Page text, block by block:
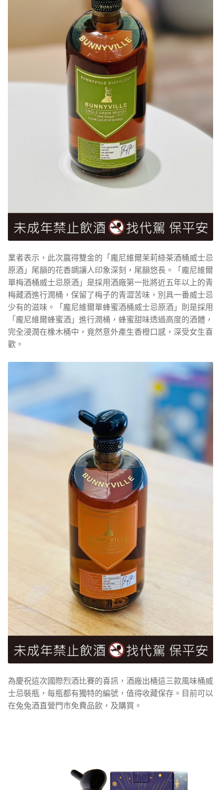
業者表示，此次贏得雙金的「龐尼維爾茉莉綠茶酒桶威士忌
原酒」尾韻的花香調讓人印象深刻，尾韻悠長。「龐尼維爾
單梅酒桶威士忌原酒」是採用酒廠第一批將近五年以上的青
梅藏酒進行潤桶，保留了梅子的青澀苦味，別具一番威士忌
少有的滋味。「龐尼維爾單蜂蜜酒桶威士忌原酒」則是採用
「龐尼維爾蜂蜜酒」進行潤桶，蜂蜜甜味透過高度的酒體，
完全浸潤在橡木桶中，竟然意外產生香橙口感，深受女生喜
歡。
為慶祝這次國際烈酒比賽的喜訊，酒廠出桶這三款風味桶威
士忌裝瓶，每瓶都有獨特的編號，值得收藏保存。目前可以
在兔兔酒直營門市免費品飲，及購買。